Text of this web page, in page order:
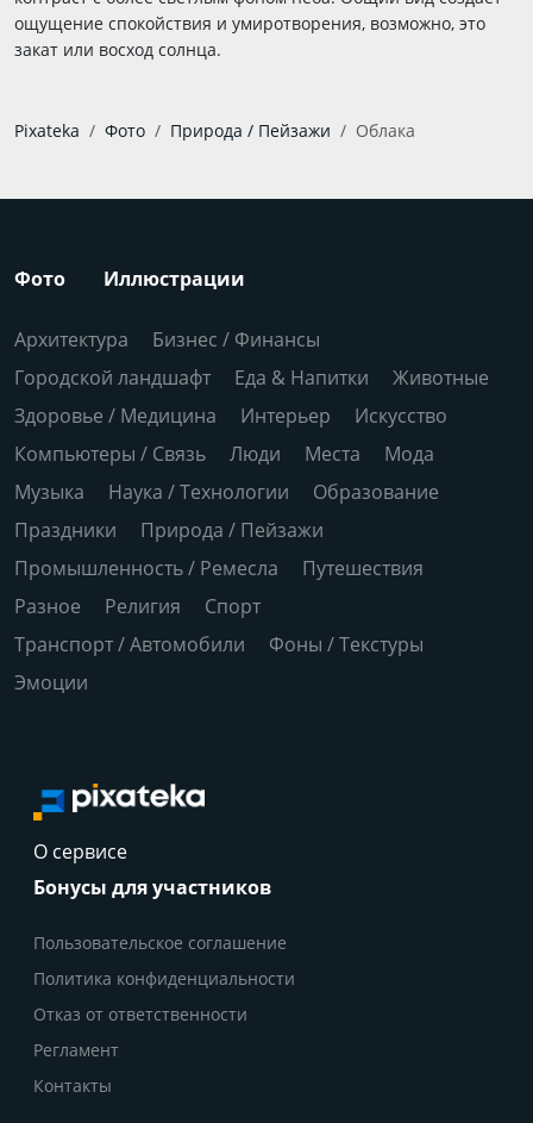
ощущение спокойствия и умиротворения, возможно, это
закат или восход солнца.
Pixateka Фото Природа / Пейзажи Облака
Фото Иллюстрации
Архитектура
Бизнес / Финансы
Городской ландшафт
Еда & Напитки
Животные
Здоровье / Медицина
Интерьер
Искусство
Компьютеры / Связь
Люди Места
Мода
Музыка
Наука / Технологии
Образование
Праздники
Природа / Пейзажи
Промышленность / Ремесла
Путешествия
Разное
Религия
Спорт
Транспорт / Автомобили
Фоны / Текстуры
Эмоции
О сервисе
Бонусы для участников
Пользовательское соглашение
Политика конфиденциальности
Отказ от ответственности
Регламент
Контакты